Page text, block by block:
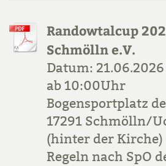
Randowtalcup
Schmölln e.V.
Datum:
ab 10:00Uhr
Bogensportplatz
17291 Schmölln/
(hinter der Kirche)
Regeln nach SpO